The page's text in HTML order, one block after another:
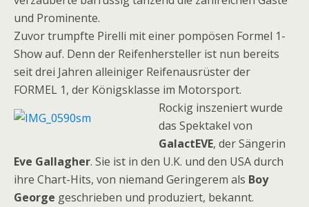
und Prominente.
Zuvor trumpfte Pirelli mit einer pompösen Formel 1-
Show auf. Denn der Reifenhersteller ist nun bereits
seit drei Jahren alleiniger Reifenausrüster der
FORMEL 1, der Königsklasse im Motorsport.
Rockig inszeniert wurde
das Spektakel von
GalactEVE, der Sängerin
Eve Gallagher. Sie ist in den U.K. und den USA durch
ihre Chart-Hits, von niemand Geringerem als Boy
George geschrieben und produziert, bekannt.